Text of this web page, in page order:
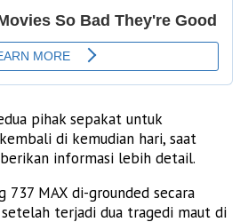
pihak sepakat untuk
di kemudian hari, saat
informasi lebih detail.
737 MAX di-grounded secara
terjadi dua tragedi maut di